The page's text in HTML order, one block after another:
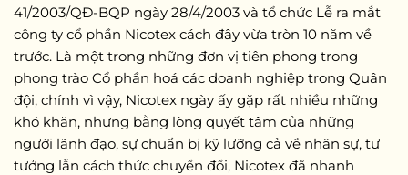
41/2003/QĐ-BQP ngày 28/4/2003 và tổ chức Lễ ra mắt
công ty cổ phần Nicotex cách đây vừa tròn 10 năm về
trước. Là một trong những đơn vị tiên phong trong
phong trào Cổ phần hoá các doanh nghiệp trong Quân
đội, chính vì vậy, Nicotex ngày ấy gặp rất nhiều những
khó khăn, nhưng bằng lòng quyết tâm của những
người lãnh đạo, sự chuẩn bị kỹ lưỡng cả về nhân sự, tư
tưởng lẫn cách thức chuyển đổi, Nicotex đã nhanh